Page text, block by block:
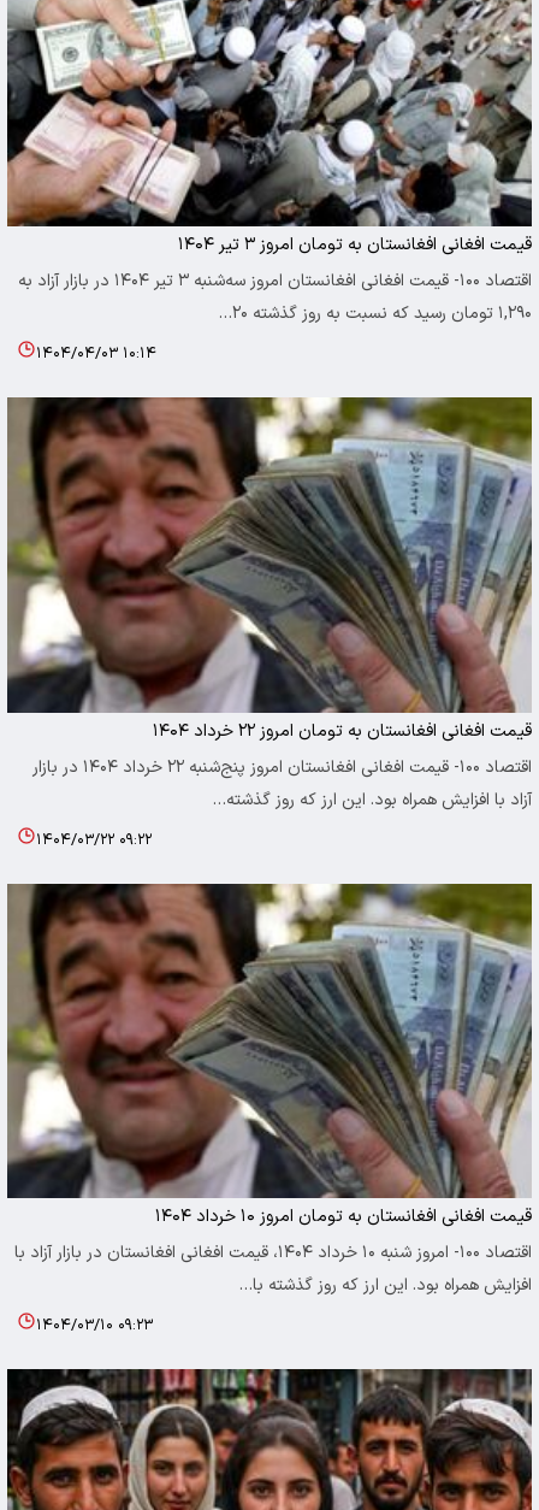
قیمت افغانی افغانستان به تومان امروز ۳ تیر ۱۴۰۴
اقتصاد ۱۰۰- قیمت افغانی افغانستان امروز سه‌شنبه ۳ تیر ۱۴۰۴ در بازار آزاد به
۱,۲۹۰ تومان رسید که نسبت به روز گذشته ۲۰…
۱۴۰۴/۰۴/۰۳ ۱۰:۱۴
قیمت افغانی افغانستان به تومان امروز ۲۲ خرداد ۱۴۰۴
اقتصاد ۱۰۰- قیمت افغانی افغانستان امروز پنج‌شنبه ۲۲ خرداد ۱۴۰۴ در بازار
آزاد با افزایش همراه بود. این ارز که روز گذشته…
۱۴۰۴/۰۳/۲۲ ۰۹:۲۲
قیمت افغانی افغانستان به تومان امروز ۱۰ خرداد ۱۴۰۴
اقتصاد ۱۰۰- امروز شنبه ۱۰ خرداد ۱۴۰۴، قیمت افغانی افغانستان در بازار آزاد با
افزایش همراه بود. این ارز که روز گذشته با…
۱۴۰۴/۰۳/۱۰ ۰۹:۲۳